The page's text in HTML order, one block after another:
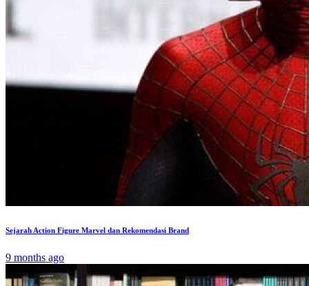
Sejarah Action Figure Marvel dan Rekomendasi Brand
9 months ago